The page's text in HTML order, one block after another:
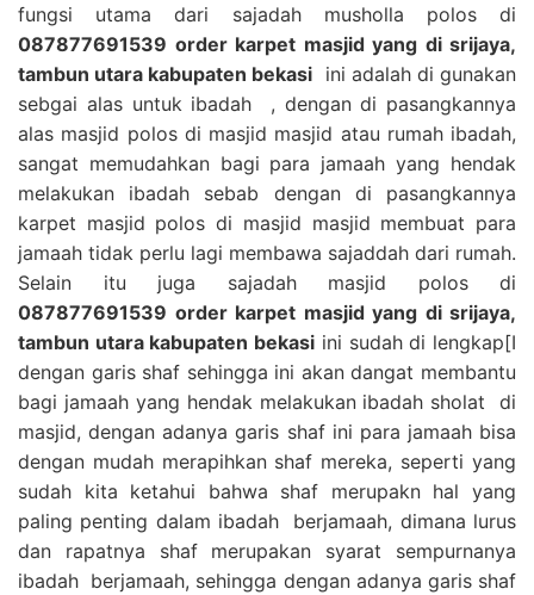
fungsi utama dari sajadah musholla polos di
087877691539 order karpet masjid yang di srijaya,
tambun utara kabupaten bekasi ini adalah di gunakan
sebgai alas untuk ibadah , dengan di pasangkannya
alas masjid polos di masjid masjid atau rumah ibadah,
sangat memudahkan bagi para jamaah yang hendak
melakukan ibadah sebab dengan di pasangkannya
karpet masjid polos di masjid masjid membuat para
jamaah tidak perlu lagi membawa sajaddah dari rumah.
Selain itu juga sajadah masjid polos di
087877691539 order karpet masjid yang di srijaya,
tambun utara kabupaten bekasi ini sudah di lengkap[I
dengan garis shaf sehingga ini akan dangat membantu
bagi jamaah yang hendak melakukan ibadah sholat di
masjid, dengan adanya garis shaf ini para jamaah bisa
dengan mudah merapihkan shaf mereka, seperti yang
sudah kita ketahui bahwa shaf merupakn hal yang
paling penting dalam ibadah berjamaah, dimana lurus
dan rapatnya shaf merupakan syarat sempurnanya
ibadah berjamaah, sehingga dengan adanya garis shaf